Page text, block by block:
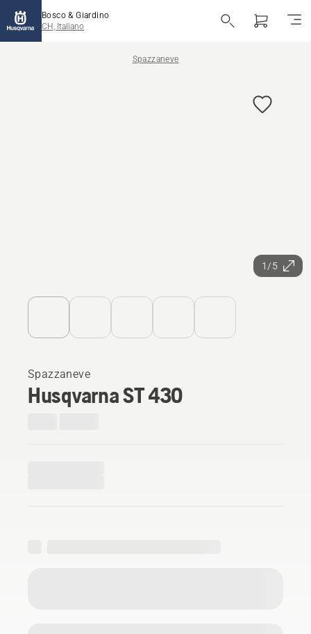
Bosco & Giardino
CH, Italiano
Spazzaneve
1/5
Spazzaneve
Husqvarna ST 430